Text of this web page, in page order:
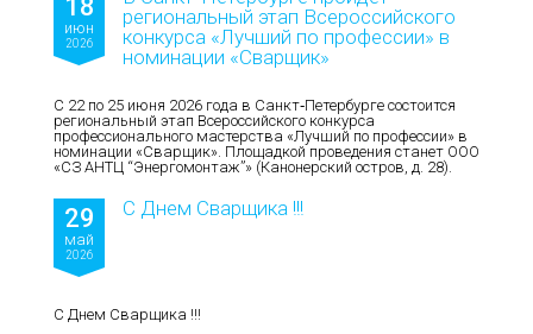
18
июн
2026
региональный этап Всероссийского
конкурса «Лучший по профессии» в
номинации «Сварщик»
С 22 по 25 июня 2026 года в Санкт‑Петербурге состоится
региональный этап Всероссийского конкурса
профессионального мастерства «Лучший по профессии» в
номинации «Сварщик». Площадкой проведения станет ООО
«СЗ АНТЦ “Энергомонтаж”» (Канонерский остров, д. 28).
29
май
2026
С Днем Сварщика !!!
С Днем Сварщика !!!